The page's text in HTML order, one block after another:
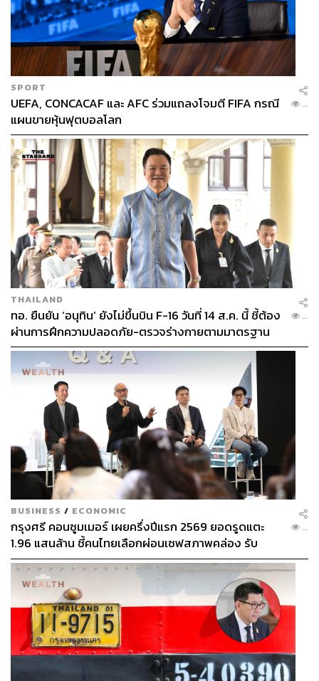
SPORT
UEFA, CONCACAF และ AFC ร่วมแถลงโจมตี FIFA กรณี
แผนขายหุ้นฟุตบอลโลก
...
THAILAND
ทอ. ยืนยัน ‘อนุทิน’ ยังไม่ขึ้นบิน F-16 วันที่ 14 ส.ค. นี้ ชี้ต้อง
ผ่านการฝึกความปลอดภัย-ตรวจร่างกายตามมาตรฐาน
ก่อน
...
BUSINESS / ECONOMIC
กรุงศรี คอนซูมเมอร์ เผยครึ่งปีแรก 2569 ยอดรูดแตะ
1.96 แสนล้าน ชี้คนไทยเลือกผ่อนเซฟสภาพคล่อง รับ
เศรษฐกิจผันผวนฉุดผลประกอบการพลาดเป้า
...